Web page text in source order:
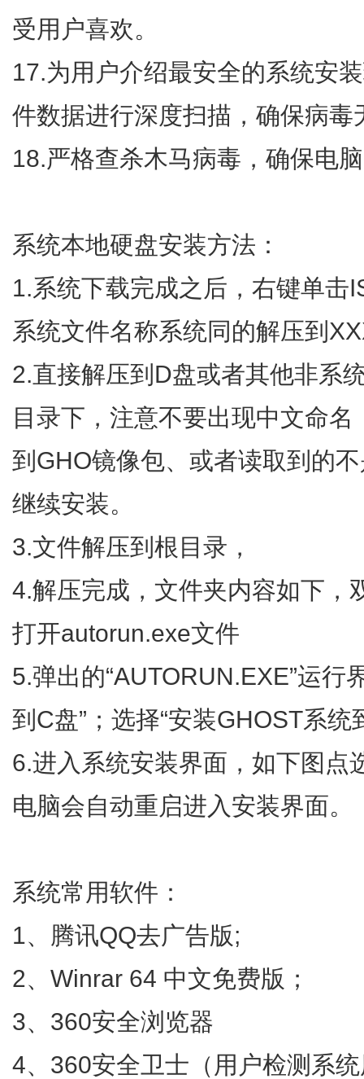
受用户喜欢。
17.为用户介绍最安全的系统安
件数据进行深度扫描，确保病毒
18.严格查杀木马病毒，确保电
系统本地硬盘安装方法：
1.系统下载完成之后，右键单击
系统文件名称系统同的解压到
2.直接解压到D盘或者其他非系
目录下，注意不要出现中文命
到GHO镜像包、或者读取到的
继续安装。
3.文件解压到根目录，
4.解压完成，文件夹内容如下，
打开autorun.exe文件
5.弹出的“AUTORUN.EXE”运行
到C盘”；选择“安装GHOST系统
6.进入系统安装界面，如下图点
电脑会自动重启进入安装界面。
系统常用软件：
1、腾讯QQ去广告版;
2、Winrar 64 中文免费版；
3、360安全浏览器
4、360安全卫士（用户检测系